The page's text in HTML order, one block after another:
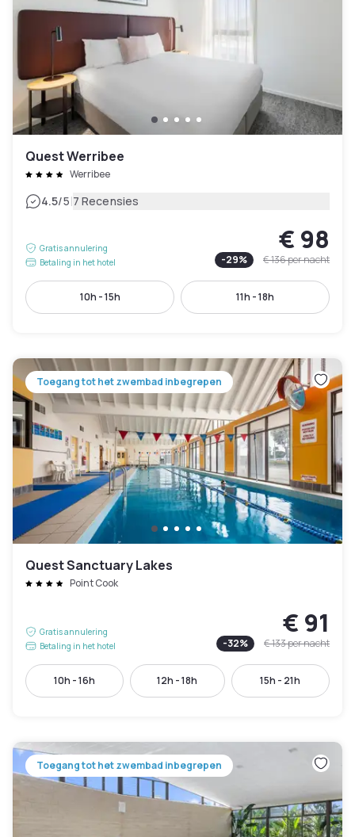
Quest Werribee
Werribee
4.5/5|7 Recensies
Gratis annulering
Betaling in het hotel
€ 98
-29% € 136per nacht
10h - 15h 11h - 18h
Toegang tot het zwembad inbegrepen
Quest Sanctuary Lakes
Point Cook
Gratis annulering
Betaling in het hotel
€ 91
-32% € 133per nacht
10h - 16h 12h - 18h 15h - 21h
Toegang tot het zwembad inbegrepen